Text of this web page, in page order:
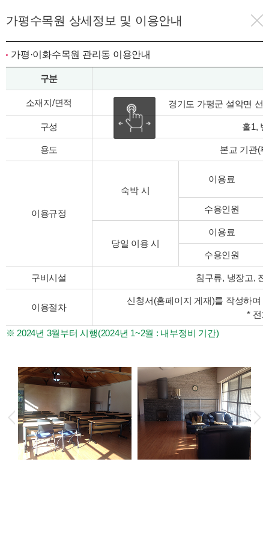
가평수목원 상세정보 및 이용안내
가평·이화수목원 관리동 이용안내
구분
소재지/면적 경기도 가평군 설악면 선
구성 홀1,
용도 본교 기관(
이용규정
숙박 시
이용료
수용인원
당일 이용 시
이용료
수용인원
구비시설 침구류, 냉장고,
이용절차
신청서(홈페이지 게재)를 작성하여
* 전
2024년 3월부터 시행(2024년 1~2월 : 내부정비 기간)